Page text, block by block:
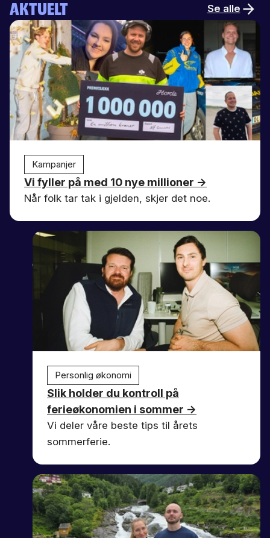
AKTUELT Se alle
Kampanjer
Vi fyller på med 10 nye millioner →
Når folk tar tak i gjelden, skjer det noe.
Personlig økonomi
Slik holder du kontroll på
ferieøkonomien i sommer →
Vi deler våre beste tips til årets
sommerferie.